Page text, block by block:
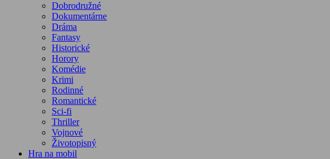
Dobrodružné
Dokumentárne
Dráma
Fantasy
Historické
Horory
Komédie
Krimi
Rodinné
Romantické
Sci-fi
Thriller
Vojnové
Životopisný
Hra na mobil